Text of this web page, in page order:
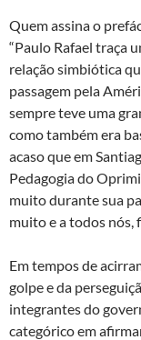
Quem assina o
“Paulo Rafael traça
relação simbiótica
passagem pela
sempre teve uma
como também era
acaso que em
Pedagogia do
muito durante sua
muito e a todos nós,
Em tempos de
golpe e da
integrantes do
categórico em